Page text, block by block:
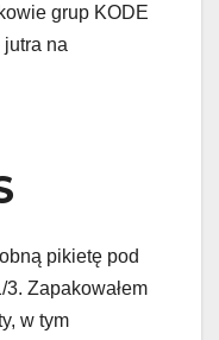
grup KODE
na
pikietę pod
Zapakowałem
w tym